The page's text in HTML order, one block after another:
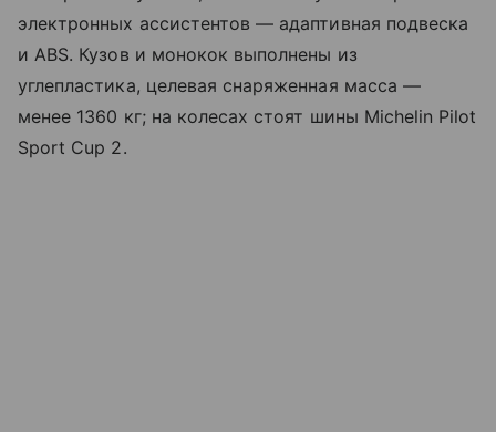
электронных ассистентов — адаптивная подвеска
и ABS. Кузов и монокок выполнены из
углепластика, целевая снаряженная масса —
менее 1360 кг; на колесах стоят шины Michelin Pilot
Sport Cup 2.